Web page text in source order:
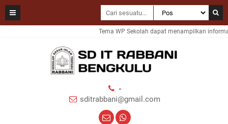
Tema WP Sekolah dapat menampilkan
-
sditrabbani@gmail.com